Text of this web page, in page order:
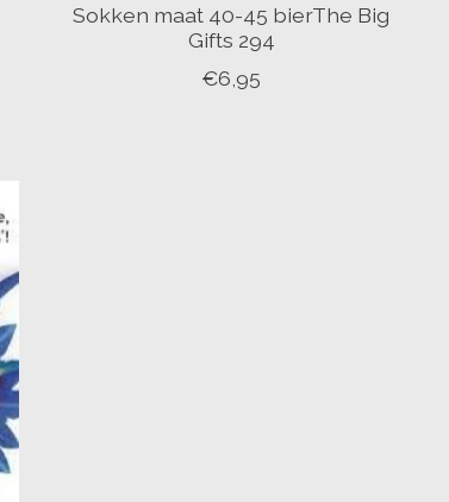
Sokken maat 40-45 bierThe Big
Gifts 294
€6,95